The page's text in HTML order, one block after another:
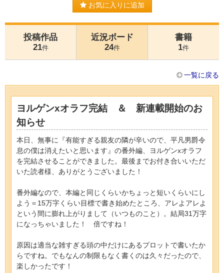
お気に入りに追加
投稿作品
21件
近況ボード
24件
書籍
1件
一覧に戻る
ヨルゲンxオラフ完結 ＆ 新連載開始のお
知らせ
本日、無事に『有能すぎる親友の隣が辛いので、平凡男爵令
息の僕は消えたいと思います』の番外編、ヨルゲンxオラフ
を完結させることができました。最後までお付き合いいただ
いた読者様、ありがとうございました！
番外編なので、本編と同じくらいかちょっと短いくらいにし
よう＝15万字くらい目標で書き始めたところ、アレよアレよ
という間に膨れ上がりまして（いつものこと）。結局31万字
になっちゃいました！ 倍ですね！
原因は適当な雑すぎる頭の中だけにあるプロットで書いたか
らですね。でもなんの制限もなく書くのは久々だったので、
楽しかったです！